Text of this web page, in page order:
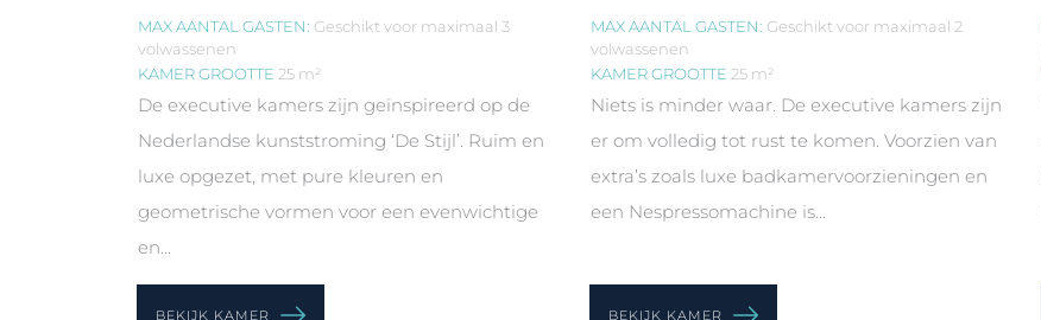
MAX AANTAL GASTEN: Geschikt voor maximaal 3
volwassenen
KAMER GROOTTE 25 m²
De executive kamers zijn geïnspireerd op de
Nederlandse kunststroming ‘De Stijl’. Ruim en
luxe opgezet, met pure kleuren en
geometrische vormen voor een evenwichtige
en...
BEKIJK KAMER
MAX AANTAL GASTEN: Geschikt voor maximaal 2
volwassenen
KAMER GROOTTE 25 m²
Niets is minder waar. De executive kamers zijn
er om volledig tot rust te komen. Voorzien van
extra’s zoals luxe badkamervoorzieningen en
een Nespressomachine is...
BEKIJK KAMER